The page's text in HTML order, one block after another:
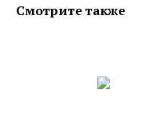
Смотрите также